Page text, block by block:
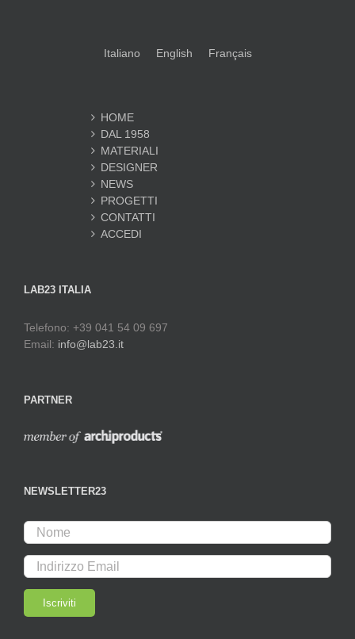
Italiano English Français
HOME
DAL 1958
MATERIALI
DESIGNER
NEWS
PROGETTI
CONTATTI
ACCEDI
LAB23 ITALIA
Telefono: +39 041 54 09 697
Email: info@lab23.it
PARTNER
NEWSLETTER23